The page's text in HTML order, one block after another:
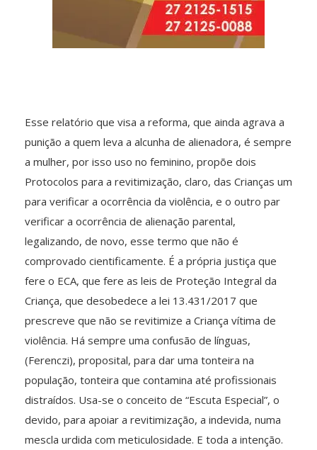
Esse relatório que visa a reforma, que ainda agrava a
punição a quem leva a alcunha de alienadora, é sempre
a mulher, por isso uso no feminino, propõe dois
Protocolos para a revitimização, claro, das Crianças um
para verificar a ocorrência da violência, e o outro par
verificar a ocorrência de alienação parental,
legalizando, de novo, esse termo que não é
comprovado cientificamente. É a própria justiça que
fere o ECA, que fere as leis de Proteção Integral da
Criança, que desobedece a lei 13.431/2017 que
prescreve que não se revitimize a Criança vítima de
violência. Há sempre uma confusão de línguas,
(Ferenczi), proposital, para dar uma tonteira na
população, tonteira que contamina até profissionais
distraídos. Usa-se o conceito de “Escuta Especial”, o
devido, para apoiar a revitimização, a indevida, numa
mescla urdida com meticulosidade. E toda a intenção.